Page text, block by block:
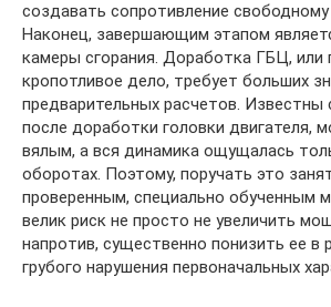
создавать сопротивление
Наконец, завершающим этапом
камеры сгорания. Доработка ГБЦ, или
кропотливое дело, требует больших
предварительных расчетов. Известны
после доработки головки двигателя,
вялым, а вся динамика ощущалась
оборотах. Поэтому, поручать это
проверенным, специально обученным
велик риск не просто не увеличить
напротив, существенно понизить ее в
грубого нарушения первоначальных